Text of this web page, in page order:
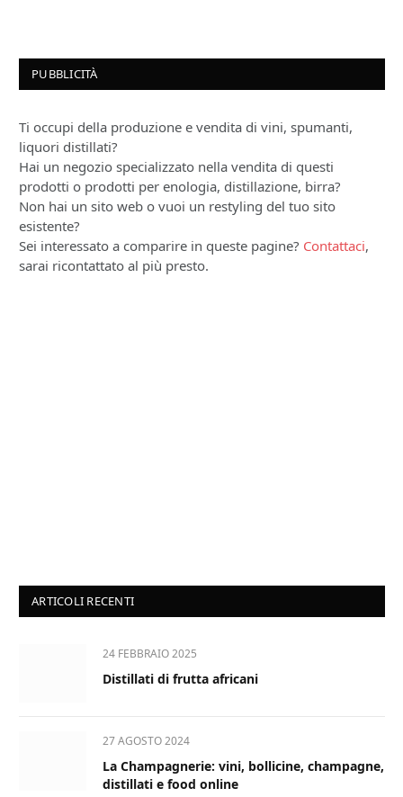
PUBBLICITÀ
Ti occupi della produzione e vendita di vini, spumanti,
liquori distillati?
Hai un negozio specializzato nella vendita di questi
prodotti o prodotti per enologia, distillazione, birra?
Non hai un sito web o vuoi un restyling del tuo sito
esistente?
Sei interessato a comparire in queste pagine? Contattaci,
sarai ricontattato al più presto.
ARTICOLI RECENTI
24 FEBBRAIO 2025
Distillati di frutta africani
27 AGOSTO 2024
La Champagnerie: vini, bollicine, champagne,
distillati e food online